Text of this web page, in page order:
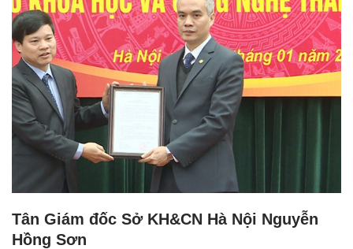
Tân Giám đốc Sở KH&CN Hà Nội Nguyễn
Hồng Sơn